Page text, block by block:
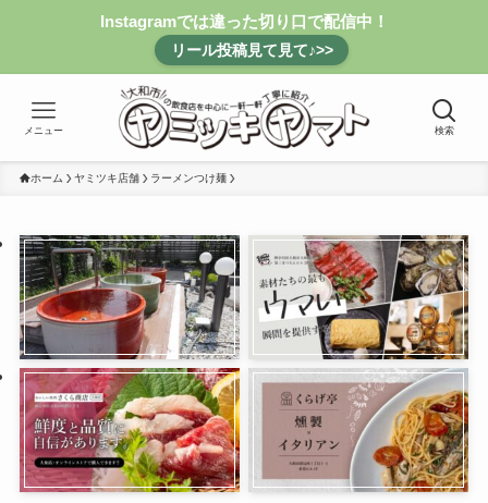
Instagramでは違った切り口で配信中！
リール投稿見て見て♪>>
検索
メニュー
ホーム ヤミツキ店舗 ラーメンつけ麺